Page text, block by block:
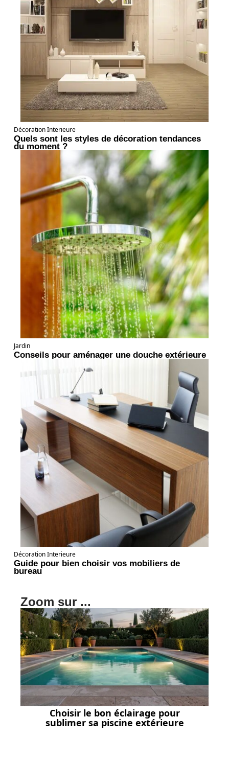
Décoration Interieure
Quels sont les styles de décoration tendances
du moment ?
Jardin
Conseils pour aménager une douche extérieure
Décoration Interieure
Guide pour bien choisir vos mobiliers de
bureau
Zoom sur ...
Choisir le bon éclairage pour
sublimer sa piscine extérieure